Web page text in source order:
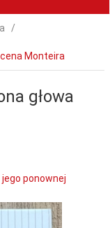
Monteira
głowa
ponownej